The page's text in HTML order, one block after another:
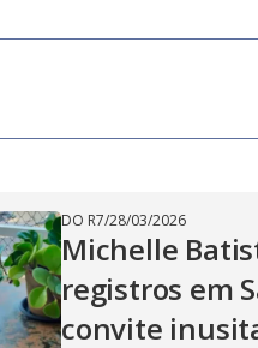
DO R7/28/03/2026
Michelle
registros em
convite